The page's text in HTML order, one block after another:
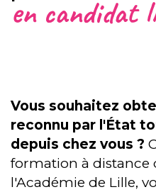
en candidat
Vous souhaitez
reconnu par l'État
depuis chez vous ?
formation à distance
l'Académie de Lille,